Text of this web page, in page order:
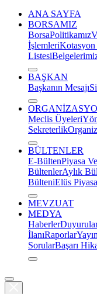
ANA SAYFA
BORSAMIZ
BorsaPolitikamız
İşlemleriKotasyon
Listesi
BAŞKAN
Başkanın Mesajı
Meclis Üyeleri
Sekreterlik
BÜLTENLER
E-BültenPiyasa
BültenlerAylık
BülteniElüs
MEVZUAT
MEDYA
Haberler
İlanıRaporlar
SorularBaşarı